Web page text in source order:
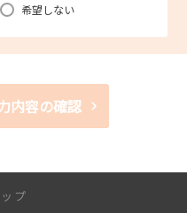
内するため。（お客様の個人情
に応じたご案内・ご提案をす
、商品開発および品質の向上、
るお問い合わせ・ご要望に対し
希望しない
内容の確認
プ